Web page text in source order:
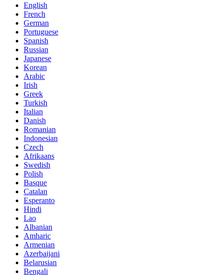
English
French
German
Portuguese
Spanish
Russian
Japanese
Korean
Arabic
Irish
Greek
Turkish
Italian
Danish
Romanian
Indonesian
Czech
Afrikaans
Swedish
Polish
Basque
Catalan
Esperanto
Hindi
Lao
Albanian
Amharic
Armenian
Azerbaijani
Belarusian
Bengali